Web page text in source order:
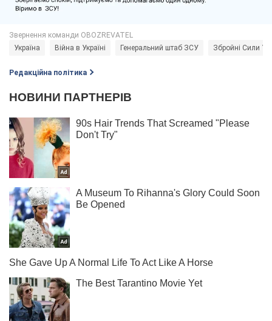
Україна Війна в Україні Генеральний штаб ЗСУ Збройні Сили
Редакційна політика